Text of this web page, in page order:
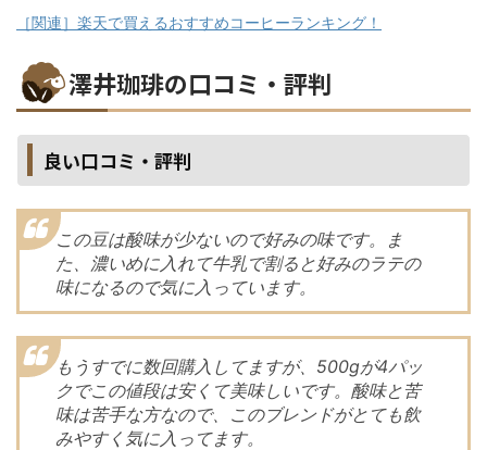
［関連］楽天で買えるおすすめコーヒーランキング！
澤井珈琲の口コミ・評判
良い口コミ・評判
この豆は酸味が少ないので好みの味です。ま
た、濃いめに入れて牛乳で割ると好みのラテの
味になるので気に入っています。
もうすでに数回購入してますが、500gが4パッ
クでこの値段は安くて美味しいです。酸味と苦
味は苦手な方なので、このブレンドがとても飲
みやすく気に入ってます。